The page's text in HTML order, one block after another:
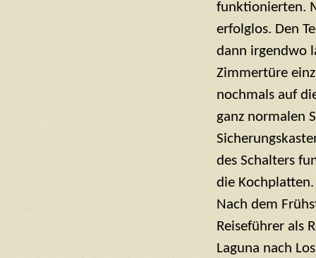
funktionierten.
erfolglos. Den
dann irgendwo
Zimmertüre
nochmals auf
ganz normalen
des Schalters
die Kochplatten.
Nach dem
Reiseführer als
Laguna nach